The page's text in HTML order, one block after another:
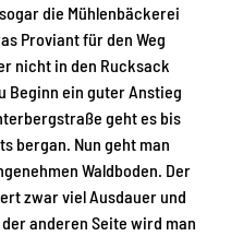
die Mühlenbäckerei
Proviant für den Weg
nicht in den Rucksack
Beginn ein guter Anstieg
geht es bis
bergan. Nun geht man
Waldboden. Der
zwar viel Ausdauer und
anderen Seite wird man